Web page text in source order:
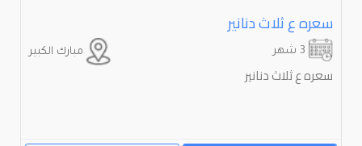
سعره ع ثلاث دنانير
مبارك الكبير
سعره ع ثلاث دنانير